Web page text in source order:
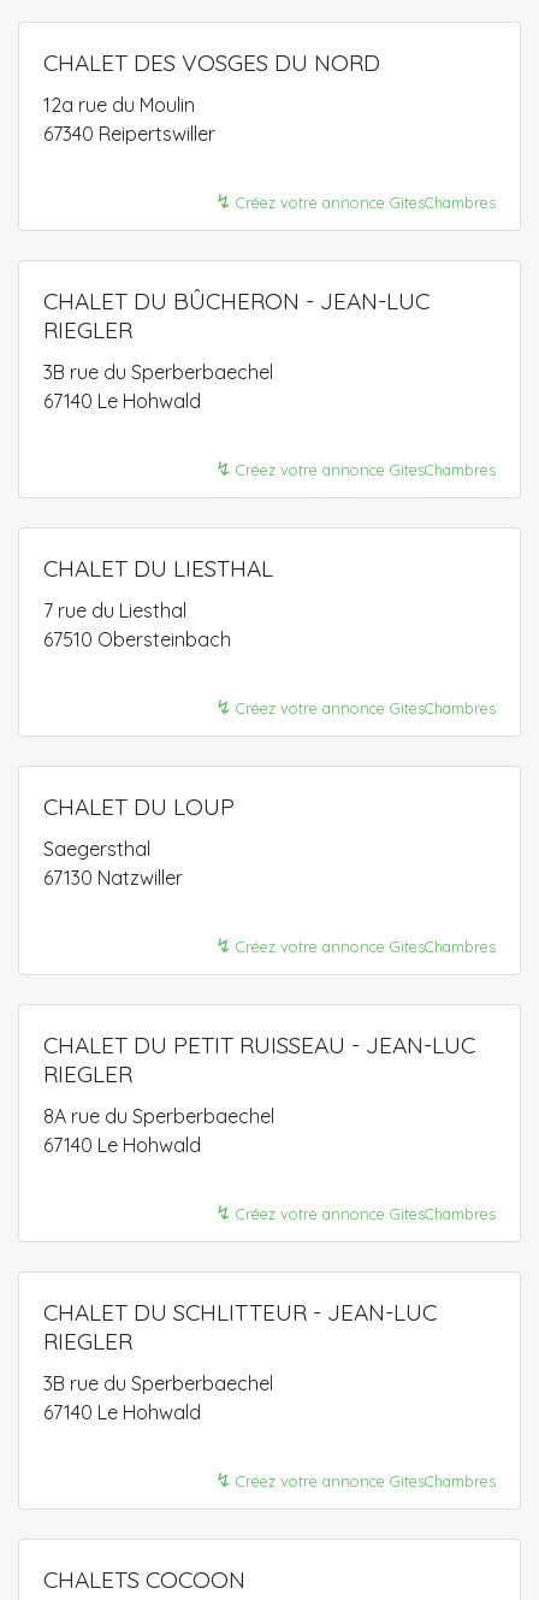
CHALET DES VOSGES DU NORD
12a rue du Moulin
67340 Reipertswiller
↯ Créez votre annonce GitesChambres
CHALET DU BÛCHERON - JEAN-LUC
RIEGLER
3B rue du Sperberbaechel
67140 Le Hohwald
↯ Créez votre annonce GitesChambres
CHALET DU LIESTHAL
7 rue du Liesthal
67510 Obersteinbach
↯ Créez votre annonce GitesChambres
CHALET DU LOUP
Saegersthal
67130 Natzwiller
↯ Créez votre annonce GitesChambres
CHALET DU PETIT RUISSEAU - JEAN-LUC
RIEGLER
8A rue du Sperberbaechel
67140 Le Hohwald
↯ Créez votre annonce GitesChambres
CHALET DU SCHLITTEUR - JEAN-LUC
RIEGLER
3B rue du Sperberbaechel
67140 Le Hohwald
↯ Créez votre annonce GitesChambres
CHALETS COCOON